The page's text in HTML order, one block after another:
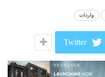
واردات
Twitter